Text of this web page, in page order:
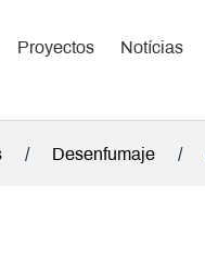
Proyectos Notícias
/ Desenfumaje /